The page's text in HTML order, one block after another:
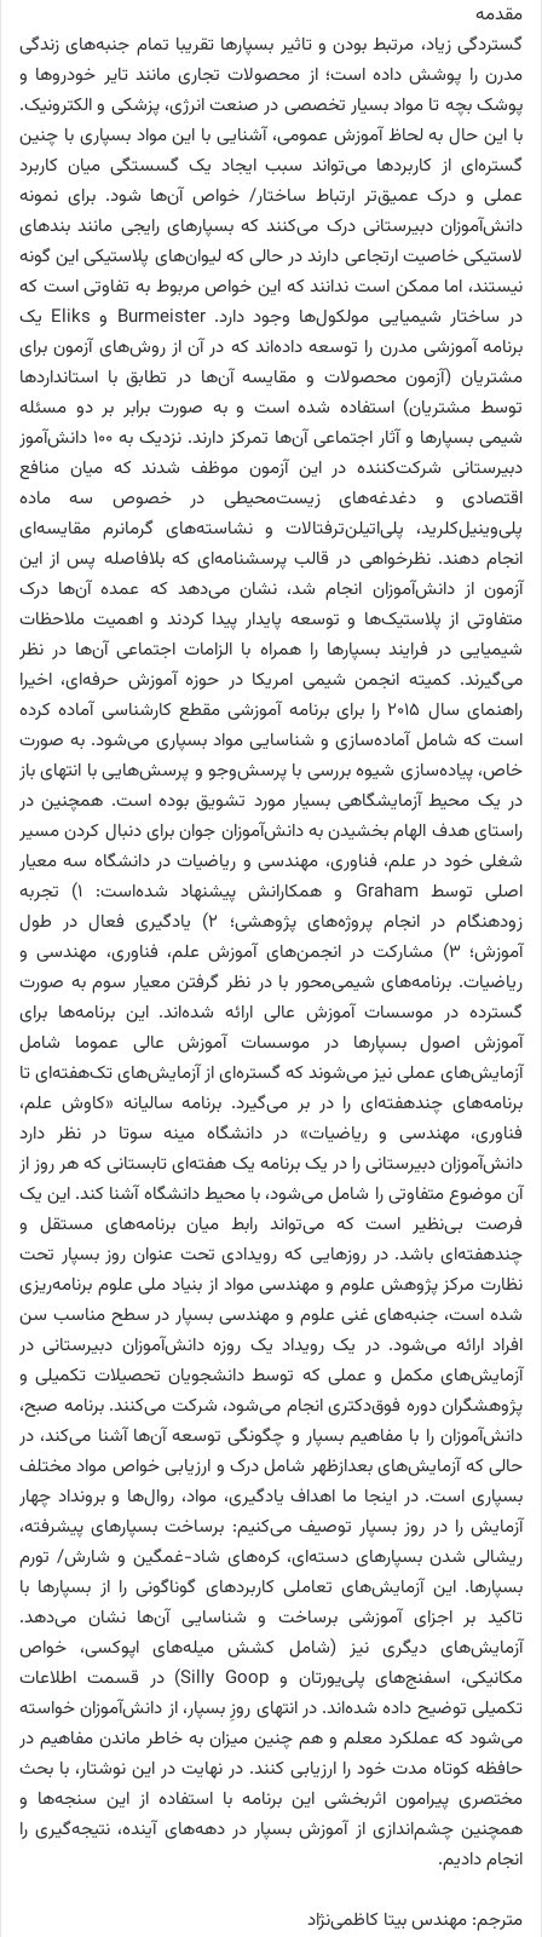
مقدمه
گستردگی زیاد، مرتبط بودن و تاثیر بسپارها تقریبا تمام جنبه‌های زندگی
مدرن را پوشش داده است؛ از محصولات تجاری مانند تایر خودروها و
پوشک بچه تا مواد بسیار تخصصی در صنعت انرژی، پزشکی و الکترونیک.
با این حال به لحاظ آموزش عمومی، آشنایی با این مواد بسپاری با چنین
گستره‌ای از کاربردها می‌تواند سبب ایجاد یک گسستگی میان کاربرد
عملی و درک عمیق‌تر ارتباط ساختار/ خواص آن‌ها شود. برای نمونه
دانش‌آموزان دبیرستانی درک می‌کنند که بسپارهای رایجی مانند بندهای
لاستیکی خاصیت ارتجاعی دارند در حالی که لیوان‌های پلاستیکی این گونه
نیستند، اما ممکن است ندانند که این خواص مربوط به تفاوتی است که
در ساختار شیمیایی مولکول‌ها وجود دارد. Burmeister و Eliks یک
برنامه آموزشی مدرن را توسعه داده‌اند که در آن از روش‌های آزمون برای
مشتریان (آزمون محصولات و مقایسه آن‌ها در تطابق با استانداردها
توسط مشتریان) استفاده شده است و به صورت برابر بر دو مسئله
شیمی بسپارها و آثار اجتماعی آن‌ها تمرکز دارند. نزدیک به 100 دانش‌آموز
دبیرستانی شرکت‌کننده در این آزمون موظف شدند که میان منافع
اقتصادی و دغدغه‌های زیست‌محیطی در خصوص سه ماده
پلی‌وینیل‌کلرید، پلی‌اتیلن‌ترفتالات و نشاسته‌های گرمانرم مقایسه‌ای
انجام دهند. نظرخواهی در قالب پرسشنامه‌ای که بلافاصله پس از این
آزمون از دانش‌آموزان انجام شد، نشان می‌دهد که عمده آن‌ها درک
متفاوتی از پلاستیک‌ها و توسعه پایدار پیدا کردند و اهمیت ملاحظات
شیمیایی در فرایند بسپارها را همراه با الزامات اجتماعی آن‌ها در نظر
می‌گیرند. کمیته انجمن شیمی امریکا در حوزه آموزش حرفه‌ای، اخیرا
راهنمای سال 2015 را برای برنامه آموزشی مقطع کارشناسی آماده کرده
است که شامل آماده‌سازی و شناسایی مواد بسپاری می‌شود. به صورت
خاص، پیاده‌سازی شیوه بررسی با پرسش‌وجو و پرسش‌هایی با انتهای باز
در یک محیط آزمایشگاهی بسیار مورد تشویق بوده است. همچنین در
راستای هدف الهام بخشیدن به دانش‌آموزان جوان برای دنبال کردن مسیر
شغلی خود در علم، فناوری، مهندسی و ریاضیات در دانشگاه سه معیار
اصلی توسط Graham و همکارانش پیشنهاد شده‌است: 1) تجربه
زودهنگام در انجام پروژه‌های پژوهشی؛ 2) یادگیری فعال در طول
آموزش؛ 3) مشارکت در انجمن‌های آموزش علم، فناوری، مهندسی و
ریاضیات. برنامه‌های شیمی‌محور با در نظر گرفتن معیار سوم به صورت
گسترده در موسسات آموزش عالی ارائه شده‌اند. این برنامه‌ها برای
آموزش اصول بسپارها در موسسات آموزش عالی عموما شامل
آزمایش‌های عملی نیز می‌شوند که گستره‌ای از آزمایش‌های تک‌هفته‌ای تا
برنامه‌های چندهفته‌ای را در بر می‌گیرد. برنامه سالیانه «کاوش علم،
فناوری، مهندسی و ریاضیات» در دانشگاه مینه سوتا در نظر دارد
دانش‌آموزان دبیرستانی را در یک برنامه یک هفته‌ای تابستانی که هر روز از
آن موضوع متفاوتی را شامل می‌شود، با محیط دانشگاه آشنا کند. این یک
فرصت بی‌نظیر است که می‌تواند رابط میان برنامه‌های مستقل و
چندهفته‌ای باشد. در روزهایی که رویدادی تحت عنوان روز بسپار تحت
نظارت مرکز پژوهش علوم و مهندسی مواد از بنیاد ملی علوم برنامه‌ریزی
شده است، جنبه‌های غنی علوم و مهندسی بسپار در سطح مناسب سن
افراد ارائه می‌شود. در یک رویداد یک روزه دانش‌آموزان دبیرستانی در
آزمایش‌های مکمل و عملی که توسط دانشجویان تحصیلات تکمیلی و
پژوهشگران دوره فوق‌دکتری انجام می‌شود، شرکت می‌کنند. برنامه صبح،
دانش‌آموزان را با مفاهیم بسپار و چگونگی توسعه آن‌ها آشنا می‌کند، در
حالی که آزمایش‌های بعدازظهر شامل درک و ارزیابی خواص مواد مختلف
بسپاری است. در اینجا ما اهداف یادگیری، مواد، روال‌ها و برونداد چهار
آزمایش را در روز بسپار توصیف می‌کنیم: برساخت بسپارهای پیشرفته،
ریشالی شدن بسپارهای دسته‌ای، کره‌های شاد-غمگین و شارش/ تورم
بسپارها. این آزمایش‌های تعاملی کاربردهای گوناگونی را از بسپارها با
تاکید بر اجزای آموزشی برساخت و شناسایی آن‌ها نشان می‌دهد.
آزمایش‌های دیگری نیز (شامل کشش میله‌های اپوکسی، خواص
مکانیکی، اسفنج‌های پلی‌یورتان و Silly Goop) در قسمت اطلاعات
تکمیلی توضیح داده شده‌اند. در انتهای روزِ بسپار، از دانش‌آموزان خواسته
می‌شود که عملکرد معلم و هم چنین میزان به خاطر ماندن مفاهیم در
حافظه کوتاه مدت خود را ارزیابی کنند. در نهایت در این نوشتار، با بحث
مختصری پیرامون اثربخشی این برنامه با استفاده از این سنجه‌ها و
همچنین چشم‌اندازی از آموزش بسپار در دهه‌های آینده، نتیجه‌گیری را
انجام دادیم.
مترجم: مهندس بیتا کاظمی‌نژاد